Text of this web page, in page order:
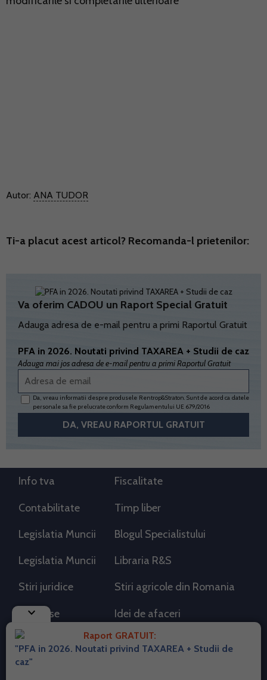
Autor: ANA TUDOR
Ti-a placut acest articol? Recomanda-l prietenilor:
Va oferim CADOU un Raport Special Gratuit
Adauga adresa de e-mail pentru a primi Raportul Gratuit
PFA in 2026. Noutati privind TAXAREA + Studii de caz
Adauga mai jos adresa de e-mail pentru a primi Raportul Gratuit
Da, vreau informatii despre produsele Rentrop&Straton. Sunt de acord ca datele
personale sa fie prelucrate conform Regulamentului UE 679/2016
keyboard_arrow_down
Raport GRATUIT:
"PFA in 2026. Noutati privind TAXAREA + Studii de
caz"
Info tva Fiscalitate
Contabilitate Timp liber
Legislatia Muncii Blogul Specialistului
Legislatia Muncii Libraria R&S
Stiri juridice Stiri agricole din Romania
AdSense Idei de afaceri
RSS Flux RSS 2.0